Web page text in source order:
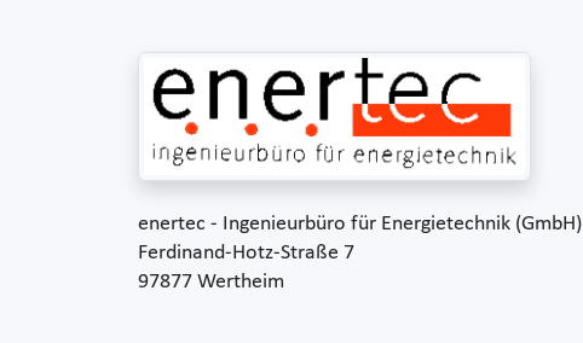
enertec - Ingenieurbüro für Energietechnik (GmbH)
Ferdinand-Hotz-Straße 7
97877 Wertheim